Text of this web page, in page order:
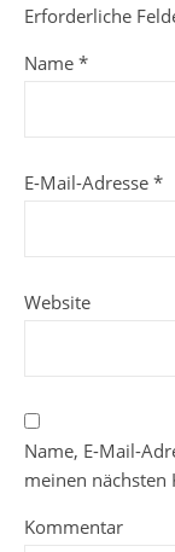
Erforderliche
Name *
E-Mail-Adresse *
Website
Name, E-Mail-
meinen nächsten
Kommentar